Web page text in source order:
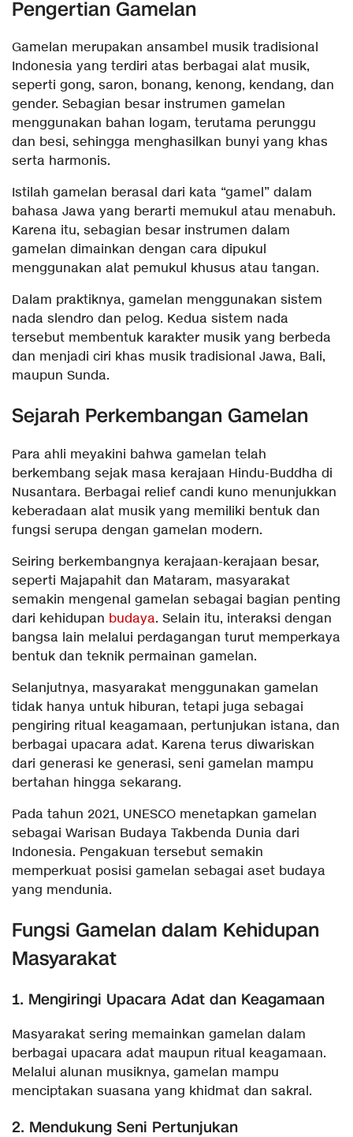
Pengertian Gamelan
Gamelan merupakan ansambel musik tradisional
Indonesia yang terdiri atas berbagai alat musik,
seperti gong, saron, bonang, kenong, kendang, dan
gender. Sebagian besar instrumen gamelan
menggunakan bahan logam, terutama perunggu
dan besi, sehingga menghasilkan bunyi yang khas
serta harmonis.
Istilah gamelan berasal dari kata “gamel” dalam
bahasa Jawa yang berarti memukul atau menabuh.
Karena itu, sebagian besar instrumen dalam
gamelan dimainkan dengan cara dipukul
menggunakan alat pemukul khusus atau tangan.
Dalam praktiknya, gamelan menggunakan sistem
nada slendro dan pelog. Kedua sistem nada
tersebut membentuk karakter musik yang berbeda
dan menjadi ciri khas musik tradisional Jawa, Bali,
maupun Sunda.
Sejarah Perkembangan Gamelan
Para ahli meyakini bahwa gamelan telah
berkembang sejak masa kerajaan Hindu-Buddha di
Nusantara. Berbagai relief candi kuno menunjukkan
keberadaan alat musik yang memiliki bentuk dan
fungsi serupa dengan gamelan modern.
Seiring berkembangnya kerajaan-kerajaan besar,
seperti Majapahit dan Mataram, masyarakat
semakin mengenal gamelan sebagai bagian penting
dari kehidupan budaya. Selain itu, interaksi dengan
bangsa lain melalui perdagangan turut memperkaya
bentuk dan teknik permainan gamelan.
Selanjutnya, masyarakat menggunakan gamelan
tidak hanya untuk hiburan, tetapi juga sebagai
pengiring ritual keagamaan, pertunjukan istana, dan
berbagai upacara adat. Karena terus diwariskan
dari generasi ke generasi, seni gamelan mampu
bertahan hingga sekarang.
Pada tahun 2021, UNESCO menetapkan gamelan
sebagai Warisan Budaya Takbenda Dunia dari
Indonesia. Pengakuan tersebut semakin
memperkuat posisi gamelan sebagai aset budaya
yang mendunia.
Fungsi Gamelan dalam Kehidupan
Masyarakat
1. Mengiringi Upacara Adat dan Keagamaan
Masyarakat sering memainkan gamelan dalam
berbagai upacara adat maupun ritual keagamaan.
Melalui alunan musiknya, gamelan mampu
menciptakan suasana yang khidmat dan sakral.
2. Mendukung Seni Pertunjukan